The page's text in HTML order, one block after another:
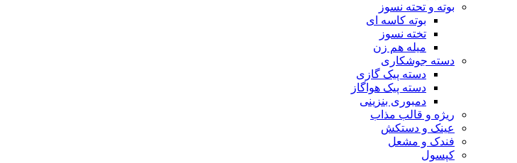
بوته و تحته نسوز
بوته کاسه ای
تخته نسوز
میله هم زن
دسته جوشکاری
دسته پیک گازی
دسته پیک هواگاز
دمبوری بنزینی
ریژه و قالب مذاب
عینک و دستکش
فندک و مشعل
کپسول